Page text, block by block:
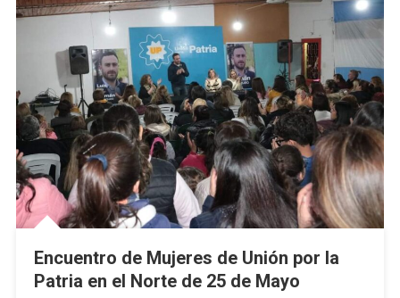
Crecimiento
De
Las
Localidades”
Encuentro de Mujeres de Unión por la
Patria en el Norte de 25 de Mayo